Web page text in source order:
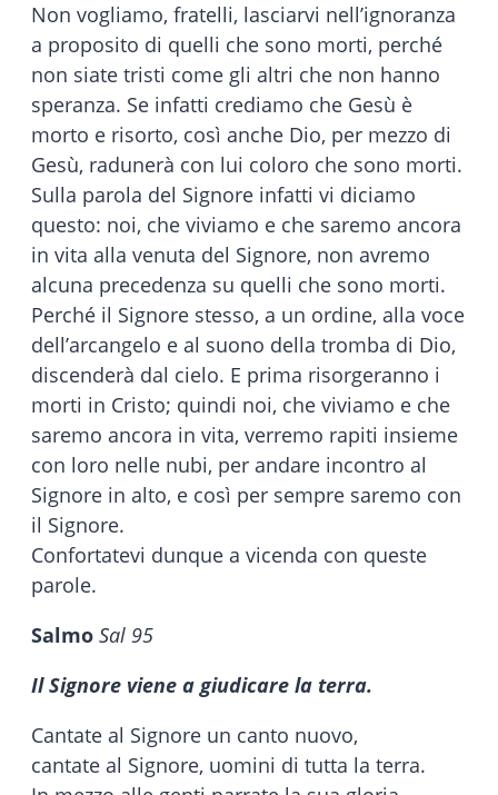
Non vogliamo, fratelli, lasciarvi nell’ignoranza
a proposito di quelli che sono morti, perché
non siate tristi come gli altri che non hanno
speranza. Se infatti crediamo che Gesù è
morto e risorto, così anche Dio, per mezzo di
Gesù, radunerà con lui coloro che sono morti.
Sulla parola del Signore infatti vi diciamo
questo: noi, che viviamo e che saremo ancora
in vita alla venuta del Signore, non avremo
alcuna precedenza su quelli che sono morti.
Perché il Signore stesso, a un ordine, alla voce
dell’arcangelo e al suono della tromba di Dio,
discenderà dal cielo. E prima risorgeranno i
morti in Cristo; quindi noi, che viviamo e che
saremo ancora in vita, verremo rapiti insieme
con loro nelle nubi, per andare incontro al
Signore in alto, e così per sempre saremo con
il Signore.
Confortatevi dunque a vicenda con queste
parole.
Salmo Sal 95
Il Signore viene a giudicare la terra.
Cantate al Signore un canto nuovo,
cantate al Signore, uomini di tutta la terra.